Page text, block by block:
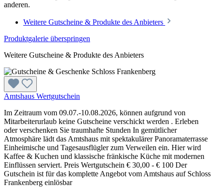
anderen.
Weitere Gutscheine & Produkte des Anbieters
Produktgalerie überspringen
Weitere Gutscheine & Produkte des Anbieters
Amtshaus Wertgutschein
Im Zeitraum vom 09.07.-10.08.2026, können aufgrund von
Mitarbeiterurlaub keine Gutscheine verschickt werden . Erleben
oder verschenken Sie traumhafte Stunden In gemütlicher
Atmosphäre lädt das Amtshaus mit spektakulärer Panoramaterrasse
Einheimische und Tagesausflügler zum Verweilen ein. Hier wird
Kaffee & Kuchen und klassische fränkische Küche mit modernen
Einflüssen serviert. Preis Wertgutschein € 30,00 - € 100 Der
Gutschein ist für das komplette Angebot vom Amtshaus auf Schloss
Frankenberg einlösbar